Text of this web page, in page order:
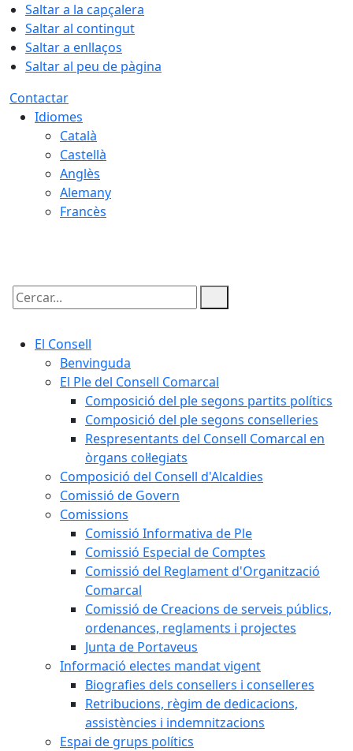
Saltar a la capçalera
Saltar al contingut
Saltar a enllaços
Saltar al peu de pàgina
Contactar
Idiomes
Català
Castellà
Anglès
Alemany
Francès
Cercar:
El Consell
Benvinguda
El Ple del Consell Comarcal
Composició del ple segons partits polítics
Composició del ple segons conselleries
Respresentants del Consell Comarcal en
òrgans col·legiats
Composició del Consell d'Alcaldies
Comissió de Govern
Comissions
Comissió Informativa de Ple
Comissió Especial de Comptes
Comissió del Reglament d'Organització
Comarcal
Comissió de Creacions de serveis públics,
ordenances, reglaments i projectes
Junta de Portaveus
Informació electes mandat vigent
Biografies dels consellers i conselleres
Retribucions, règim de dedicacions,
assistències i indemnitzacions
Espai de grups polítics